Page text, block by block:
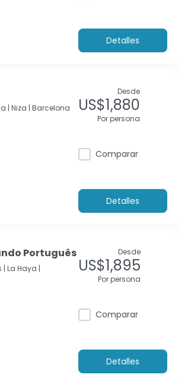
Detalles
| Niza | Barcelona
Desde
US$1,880
Por persona
Comparar
Detalles
Português
| La Haya |
Desde
US$1,895
Por persona
Comparar
Detalles